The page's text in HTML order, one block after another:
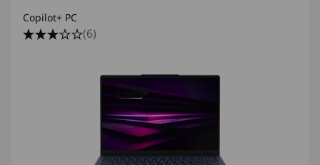
Copilot+ PC
(6)